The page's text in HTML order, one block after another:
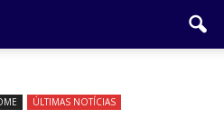
ÚLTIMAS NOTÍCIAS